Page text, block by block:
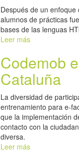
Después de un
alumnos de prácticas
bases de las lenguas
Leer más
Codemob
Cataluña
La diversidad de
entrenamiento para e-
que la implementación
contacto con la
diversa.
Leer más